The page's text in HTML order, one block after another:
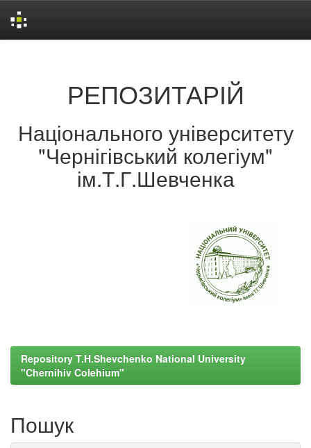
РЕПОЗИТАРІЙ
Національного університету
"Чернігівський колегіум"
ім.Т.Г.Шевченка
Repository T.H.Shevchenko National University
"Chernihiv Colehium"
Пошук